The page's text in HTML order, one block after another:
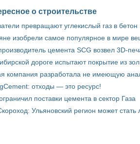
о строительстве
превращают углекислый газ в бетон
изобрели самое популярное в мире
цемента SCG возвел 3D-
дороге испытают покрытие из
компания разработала не имеющую
отходы — это ресурс!
поставки цемента в сектор Газа
Ульяновский регион может